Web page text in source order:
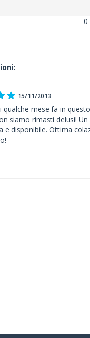
0
15/11/2013
qualche mese fa in
siamo rimasti delusi!
e disponibile. Ottima